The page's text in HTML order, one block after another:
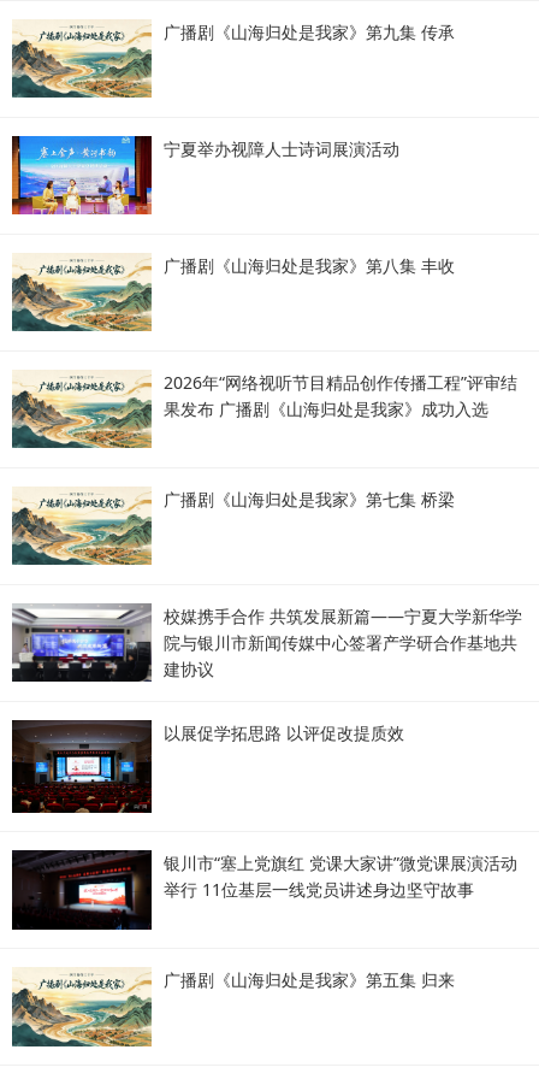
广播剧《山海归处是我家》第九集 传承
宁夏举办视障人士诗词展演活动
广播剧《山海归处是我家》第八集 丰收
2026年“网络视听节目精品创作传播工程”评审结
果发布 广播剧《山海归处是我家》成功入选
广播剧《山海归处是我家》第七集 桥梁
校媒携手合作 共筑发展新篇——宁夏大学新华学
院与银川市新闻传媒中心签署产学研合作基地共
建协议
以展促学拓思路 以评促改提质效
银川市“塞上党旗红 党课大家讲”微党课展演活动
举行 11位基层一线党员讲述身边坚守故事
广播剧《山海归处是我家》第五集 归来